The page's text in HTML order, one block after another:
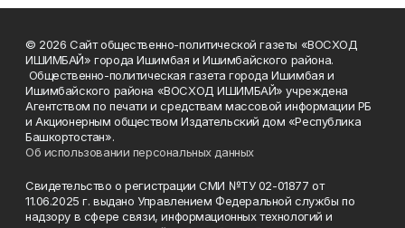
© 2026 Сайт общественно-политической газеты «ВОСХОД
ИШИМБАЙ» города Ишимбая и Ишимбайского района.
Общественно-политическая газета города Ишимбая и
Ишимбайского района «ВОСХОД ИШИМБАЙ» учреждена
Агентством по печати и средствам массовой информации РБ
и Акционерным обществом Издательский дом «Республика
Башкортостан».
Об использовании персональных данных
Свидетельство о регистрации СМИ №ТУ 02-01877 от
11.06.2025 г. выдано Управлением Федеральной службы по
надзору в сфере связи, информационных технологий и